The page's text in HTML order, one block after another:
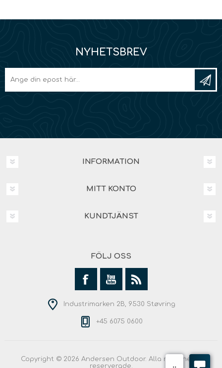
NYHETSBREV
INFORMATION
MITT KONTO
KUNDTJÄNST
FÖLJ OSS
Industrimarken 2B, 9530 Støvring
+45 6075 0600
Copyright © 2026 Andersen Outdoor. Alla rättigheter
reserverade.